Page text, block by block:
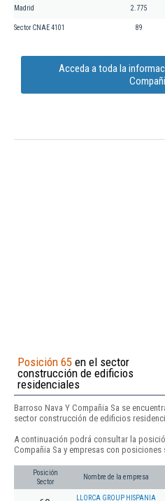
Madrid 2.775
Sector CNAE 4101 89
Acceda a toda la
Posición 65 en el sector
construcción de edificios
residenciales
Barroso Nava Y Compañia Sa se
sector construcción de edificios
A continuación podrá consultar la
Compañia Sa y empresas con posiciones
Posición
Sector
Nombre de la empresa
LLORCA GROUP HISPANIA